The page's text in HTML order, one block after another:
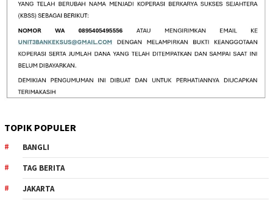
TOPIK POPULER
BANGLI
TAG BERITA
JAKARTA